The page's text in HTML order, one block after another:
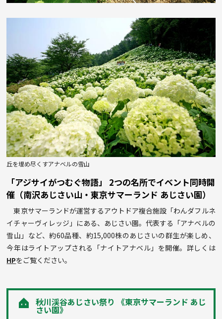
丘を埋め尽くすアナベルの雪山
「アジサイがつむぐ物語」 2つの名所でイベント同時開
催（南沢あじさい山・東京サマーランド あじさい園）
東京サマーランドが運営するアウトドア複合施設「わんダフルネ
イチャーヴィレッジ」にある、あじさい園。代表する「アナベルの
雪山」など、約60品種、約15,000株のあじさいの群生が楽しめ、
今年はライトアップされる「ナイトアナベル」を開催。詳しくは
HPをご覧ください。
秋川渓谷あじさい祭り 《東京サマーランド あじ
さい園》